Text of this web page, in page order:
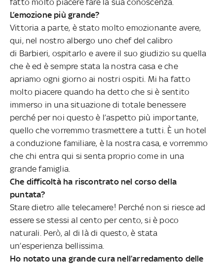
fatto molto piacere fare la sua conoscenza.
L’emozione più grande?
Vittoria a parte, è stato molto emozionante avere,
qui, nel nostro albergo uno chef del calibro
di Barbieri, ospitarlo e avere il suo giudizio su quella
che è ed è sempre stata la nostra casa e che
apriamo ogni giorno ai nostri ospiti. Mi ha fatto
molto piacere quando ha detto che si è sentito
immerso in una situazione di totale benessere
perché per noi questo è l’aspetto più importante,
quello che vorremmo trasmettere a tutti. È un hotel
a conduzione familiare, è la nostra casa, e vorremmo
che chi entra qui si senta proprio come in una
grande famiglia.
Che difficoltà ha riscontrato nel corso della
puntata?
Stare dietro alle telecamere! Perché non si riesce ad
essere se stessi al cento per cento, si è poco
naturali. Però, al di là di questo, è stata
un’esperienza bellissima.
Ho notato una grande cura nell’arredamento delle